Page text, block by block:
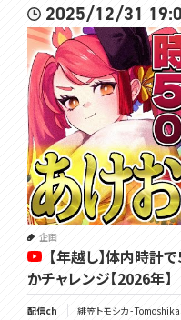
2025/12/31
企画
【年越し】体内時計
かチャレンジ【2026年】
配信ch 緋笠トモシカ -